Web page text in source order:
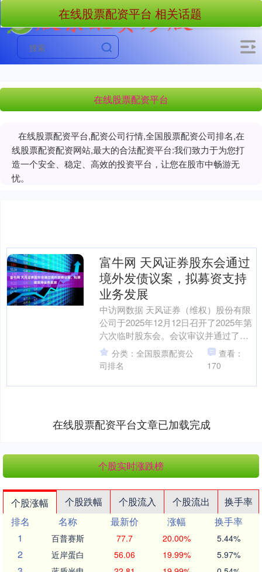
在线股票配资平台
在线股票配资平台,配资公司行情,全国股票配资公司排名,在
线股票配资配资网站,最大的合法配资平台:我们致力于为您打
造一个安全、稳定、高效的投资平台，让您在股市中畅游无
忧。
在线股票配资平台 相关话题
富牛网 天风证券股东会通过
境外发债议案，拟募资支持
业务发展
中访网数据 天风证券（维权）股份有限
公司于2025年12月12日召开了2025年第
六次临时股东会。会议审议并通过了关
于公司及其境外子公司天风国际在境外
市场发行债....
分类：全国股票配资公
司排名
查看：
170
在线股票配资平台文章已加载完成
个股实时涨跌榜
个股涨幅 个股跌幅 个股流入 个股流出
换手率
排名
名称 最新价 涨幅
换手率
1
百普赛斯 77.7 20.00% 5.44%
2 近岸蛋白 56.06 19.99% 5.97%